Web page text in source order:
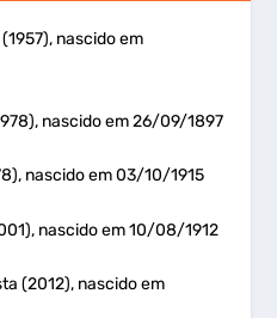
nascido em
nascido em 26/09/1897
nascido em 03/10/1915
nascido em 10/08/1912
(2012), nascido em